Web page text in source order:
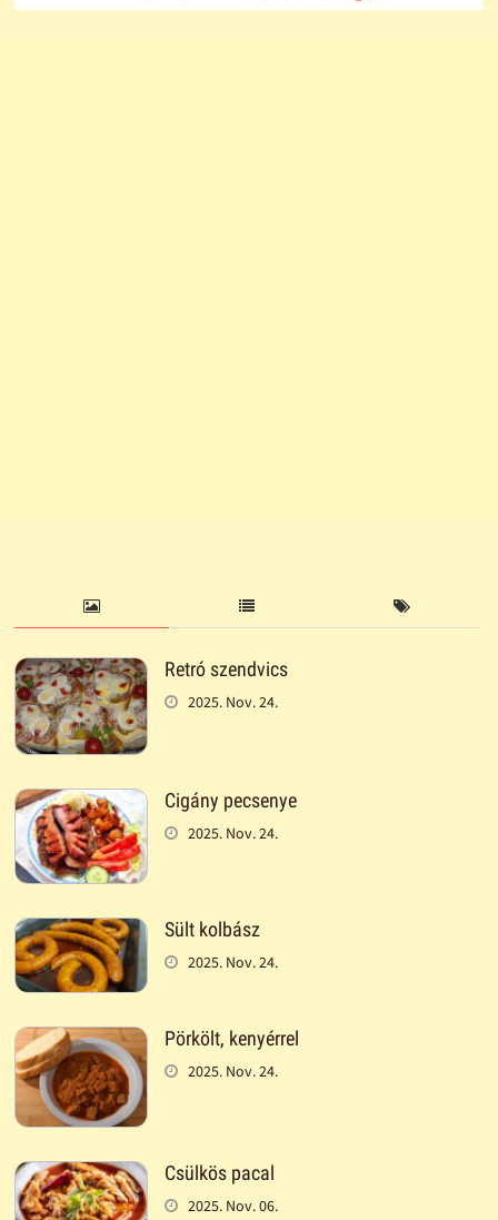
Retró szendvics
2025. Nov. 24.
Cigány pecsenye
2025. Nov. 24.
Sült kolbász
2025. Nov. 24.
Pörkölt, kenyérrel
2025. Nov. 24.
Csülkös pacal
2025. Nov. 06.